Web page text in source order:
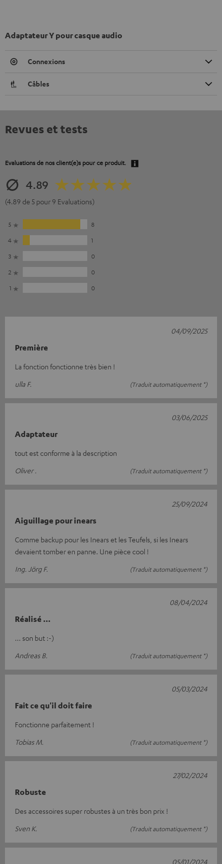
Adaptateur Y pour casque audio
Connexions
Câbles
Revues et tests
Evaluations de nos client(e)s pour ce produit.
4.89
(4.89 de 5 pour 9 Evaluations)
5
8
4
1
3
0
2
0
1
0
Première
La fonction fonctionne très bien !
ulla F.
(Traduit automatiquement *)
04/09/2025
Adaptateur
tout est conforme à la description
Oliver .
(Traduit automatiquement *)
03/06/2025
Aiguillage pour inears
Comme backup pour les Inears et les Teufels, si les Inears
devaient tomber en panne. Une pièce cool !
Ing. Jörg F.
(Traduit automatiquement *)
25/09/2024
Réalisé ...
... son but :-)
Andreas B.
(Traduit automatiquement *)
08/04/2024
Fait ce qu'il doit faire
Fonctionne parfaitement !
Tobias M.
(Traduit automatiquement *)
05/03/2024
Robuste
Des accessoires super robustes à un très bon prix !
Sven K.
(Traduit automatiquement *)
27/02/2024
05/01/2024